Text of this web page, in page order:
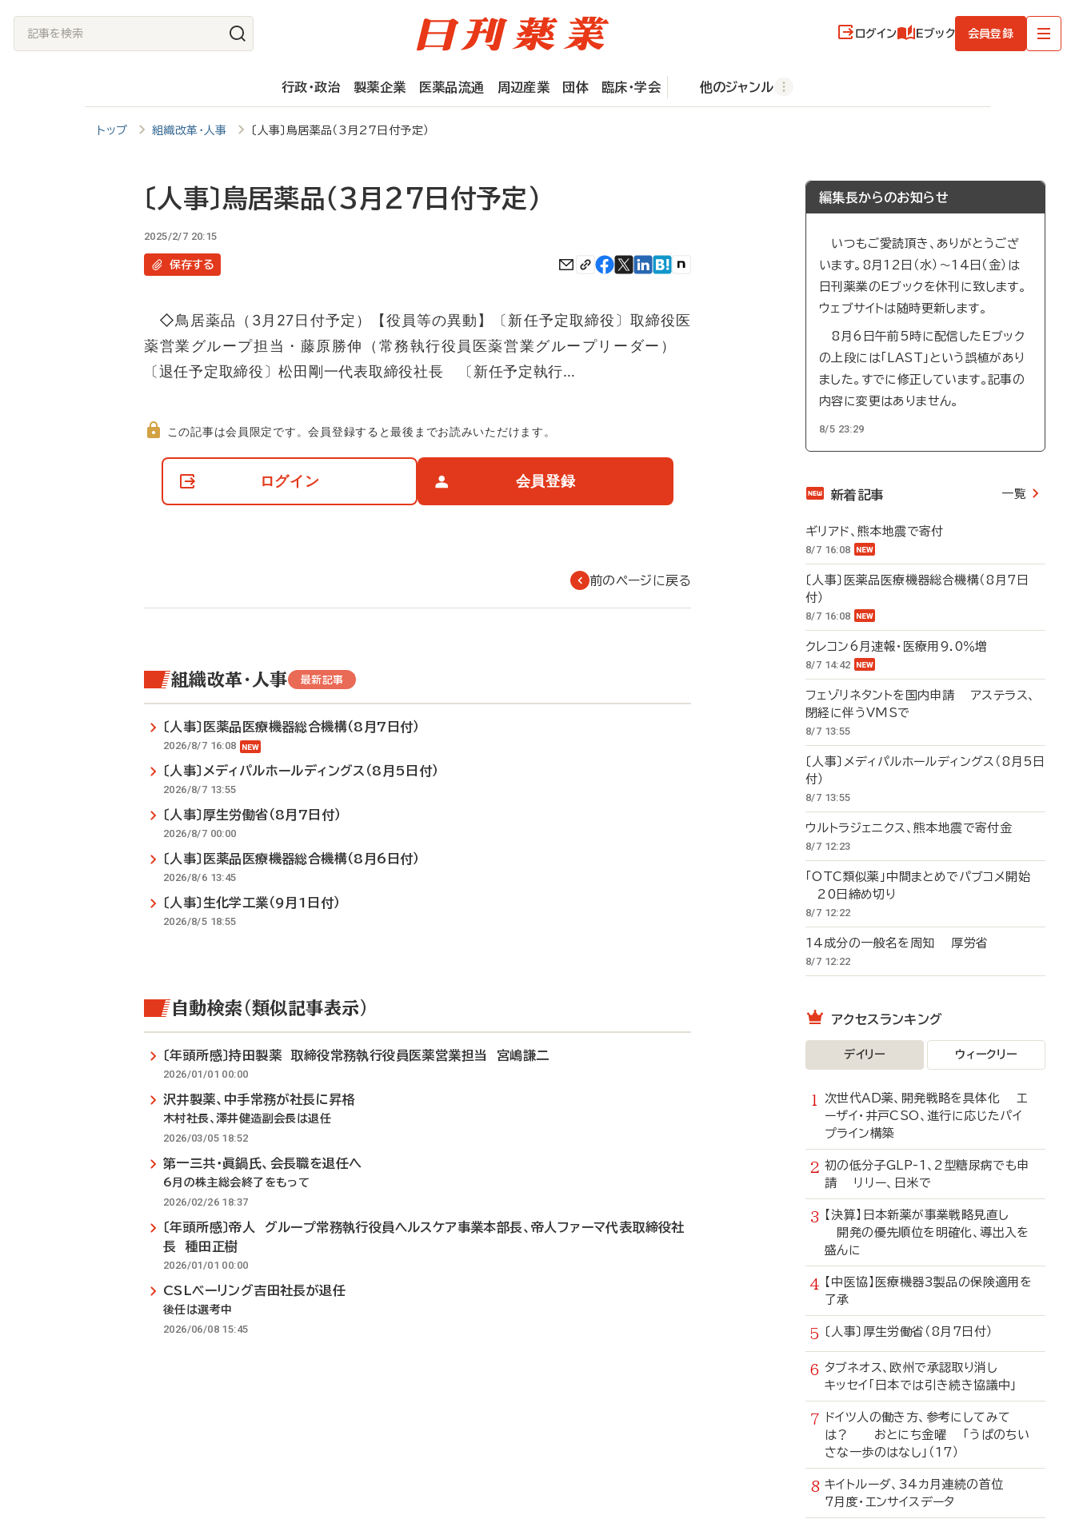
記
事
ログイン Eブック 会員登録
行政・政治 製薬企業 医薬品流通 周辺産業 団体 臨床・学会 他のジャンル
トップ 組織改革・人事 〔人事〕鳥居薬品（3月27日付予定）
〔人事〕鳥居薬品（3月27日付予定）
2025/2/7 20:15
保存する
◇鳥居薬品（3月27日付予定）【役員等の異動】〔新任予定取締役〕取締役医
薬営業グループ担当・藤原勝伸（常務執行役員医薬営業グループリーダー）
〔退任予定取締役〕松田剛一代表取締役社長 〔新任予定執行…
て
この記事は会員限定です。会員登録すると最後までお読みいただけます。
ログイン 会員登録
前のページに戻る
組織改革・人事 最新記事
〔人事〕医薬品医療機器総合機構（8月7日付）
2026/8/7 16:08
〔人事〕メディパルホールディングス（8月5日付）
2026/8/7 13:55
〔人事〕厚生労働省（8月7日付）
2026/8/7 00:00
〔人事〕医薬品医療機器総合機構（8月6日付）
2026/8/6 13:45
〔人事〕生化学工業（9月1日付）
2026/8/5 18:55
自動検索（類似記事表示）
〔年頭所感〕持田製薬 取締役常務執行役員医薬営業担当 宮嶋謙二
2026/01/01 00:00
沢井製薬、中手常務が社長に昇格
木村社長、澤井健造副会長は退任
2026/03/05 18:52
第一三共・眞鍋氏、会長職を退任へ
6月の株主総会終了をもって
2026/02/26 18:37
〔年頭所感〕帝人 グループ常務執行役員ヘルスケア事業本部長、帝人ファーマ代表取締役社
長 種田正樹
2026/01/01 00:00
CSLベーリング吉田社長が退任
後任は選考中
2026/06/08 15:45
編集長からのお知らせ
いつもご愛読頂き、ありがとうござ
います。8月12日（水）～14日（金）は
日刊薬業のEブックを休刊に致します。
ウェブサイトは随時更新します。
8月6日午前5時に配信したEブック
の上段には「LAST」という誤植があり
ました。すでに修正しています。記事の
内容に変更はありません。
8/5 23:29
新着記事 一覧
ギリアド、熊本地震で寄付
8/7 16:08
〔人事〕医薬品医療機器総合機構（8月7日
付）
8/7 16:08
クレコン6月速報・医療用9.0％増
8/7 14:42
フェゾリネタントを国内申請 アステラス、
閉経に伴うVMSで
8/7 13:55
〔人事〕メディパルホールディングス（8月5日
付）
8/7 13:55
ウルトラジェニクス、熊本地震で寄付金
8/7 12:23
「OTC類似薬」中間まとめでパブコメ開始
20日締め切り
8/7 12:22
14成分の一般名を周知 厚労省
8/7 12:22
アクセスランキング
デイリー ウィークリー
次世代AD薬、開発戦略を具体化 エ
ーザイ・井戸CSO、進行に応じたパイ
プライン構築
初の低分子GLP-1、2型糖尿病でも申
請 リリー、日米で
【決算】日本新薬が事業戦略見直し
開発の優先順位を明確化、導出入を
盛んに
【中医協】医療機器3製品の保険適用を
了承
〔人事〕厚生労働省（8月7日付）
タブネオス、欧州で承認取り消し
キッセイ「日本では引き続き協議中」
ドイツ人の働き方、参考にしてみて
は？ おとにち金曜 「うぱのちい
さな一歩のはなし」（17）
キイトルーダ、34カ月連続の首位
7月度・エンサイスデータ